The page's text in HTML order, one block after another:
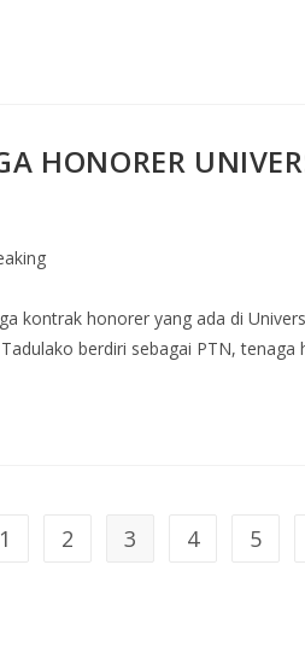
HONORER
kontrak honorer yang ada di
berdiri sebagai PTN, tenaga
1 2 3 4 5